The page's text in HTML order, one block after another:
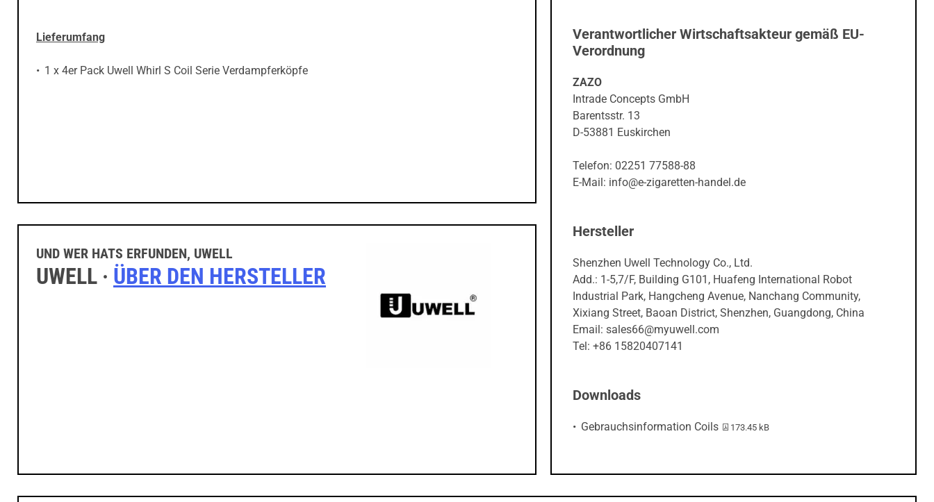
Lieferumfang
1 x 4er Pack Uwell Whirl S Coil Serie Verdampferköpfe
UND WER HATS ERFUNDEN, UWELL
UWELL · ÜBER DEN HERSTELLER
Verantwortlicher Wirtschaftsakteur gemäß EU-
Verordnung
ZAZO
Intrade Concepts GmbH
Barentsstr. 13
D-53881 Euskirchen
Telefon: 02251 77588-88
E-Mail: info@e-zigaretten-handel.de
Hersteller
Shenzhen Uwell Technology Co., Ltd.
Add.: 1-5,7/F, Building G101, Huafeng International Robot
Industrial Park, Hangcheng Avenue, Nanchang Community,
Xixiang Street, Baoan District, Shenzhen, Guangdong, China
Email: sales66@myuwell.com
Tel: +86 15820407141
Downloads
Gebrauchsinformation Coils PDF-Datei:
173.45 kB